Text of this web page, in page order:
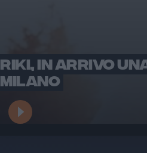
RIKI, IN ARRIVO
MILANO